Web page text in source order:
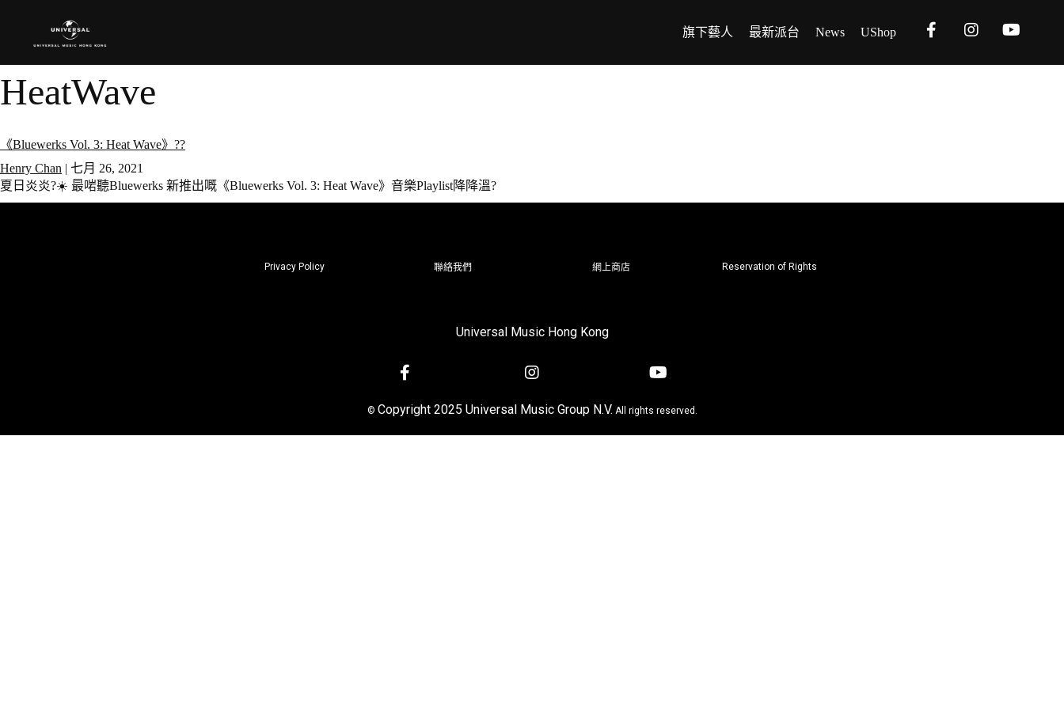
旗下藝人 最新派台 News UShop
HeatWave
《Bluewerks Vol. 3: Heat Wave》??
Henry Chan | 七月 26, 2021
夏日炎炎?☀️ 最啱聽Bluewerks 新推出嘅《Bluewerks Vol. 3: Heat Wave》音樂Playlist降降溫?
Privacy Policy 聯絡我們 網上商店 Reservation of Rights
Universal Music Hong Kong
© Copyright 2025 Universal Music Group N.V. All rights reserved.